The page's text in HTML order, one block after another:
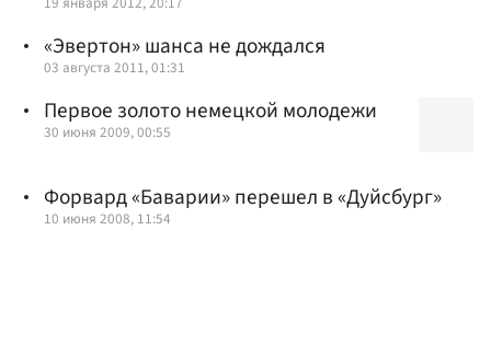
«Эвертон» шанса не дождался
03 августа 2011, 01:31
Первое золото немецкой молодежи
30 июня 2009, 00:55
Форвард «Баварии» перешел в «Дуйсбург»
10 июня 2008, 11:54